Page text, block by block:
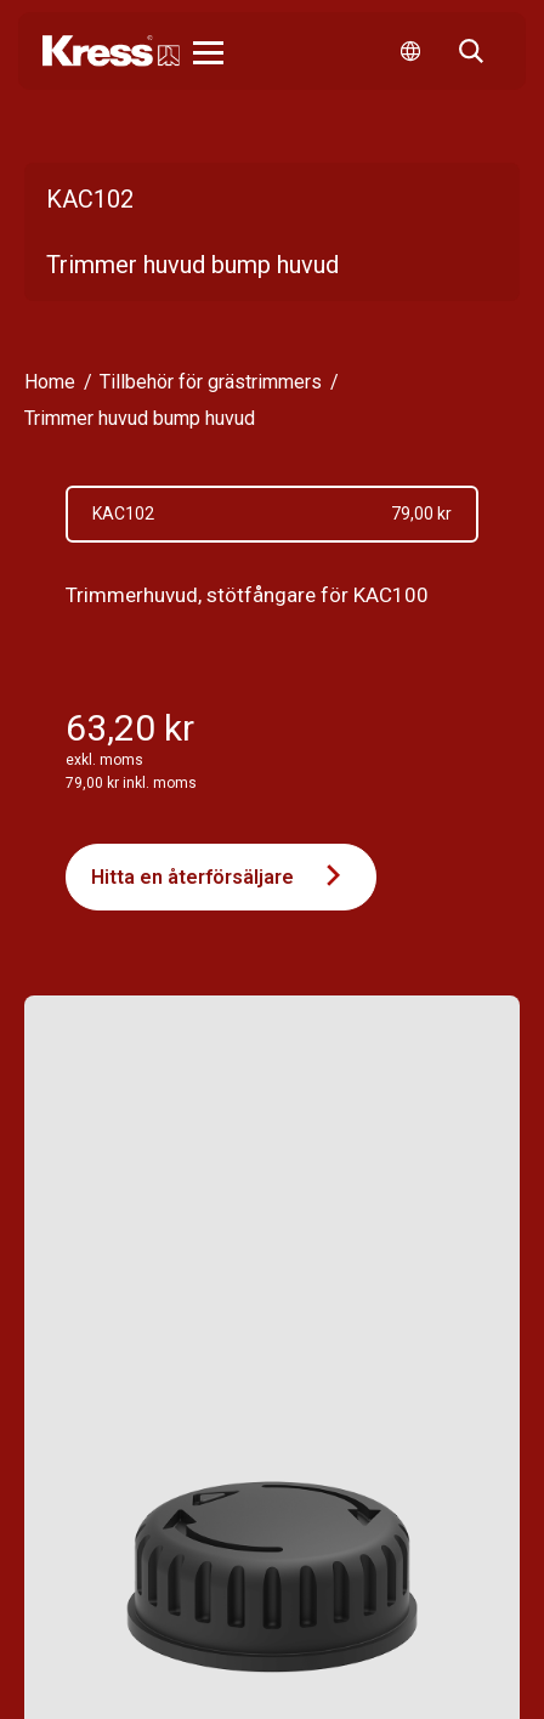
KAC102
Trimmer huvud bump huvud
Home
Tillbehör för grästrimmers
Trimmer huvud bump huvud
KAC102 79,00 kr
Trimmerhuvud, stötfångare för KAC100
63,20 kr
exkl. moms
79,00 kr inkl. moms
Hitta en återförsäljare